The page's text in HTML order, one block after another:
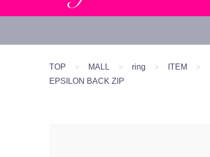
TOP ＞ MALL ＞ ring ＞ ITEM ＞
EPSILON BACK ZIP